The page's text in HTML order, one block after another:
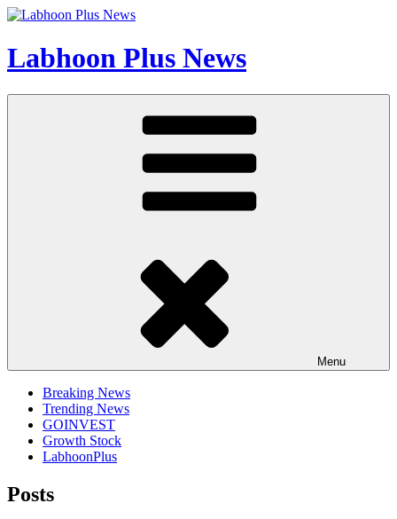
Skip
content
Labhoon Plus News
Menu
Breaking News
Trending News
GOINVEST
Growth Stock
LabhoonPlus
Posts